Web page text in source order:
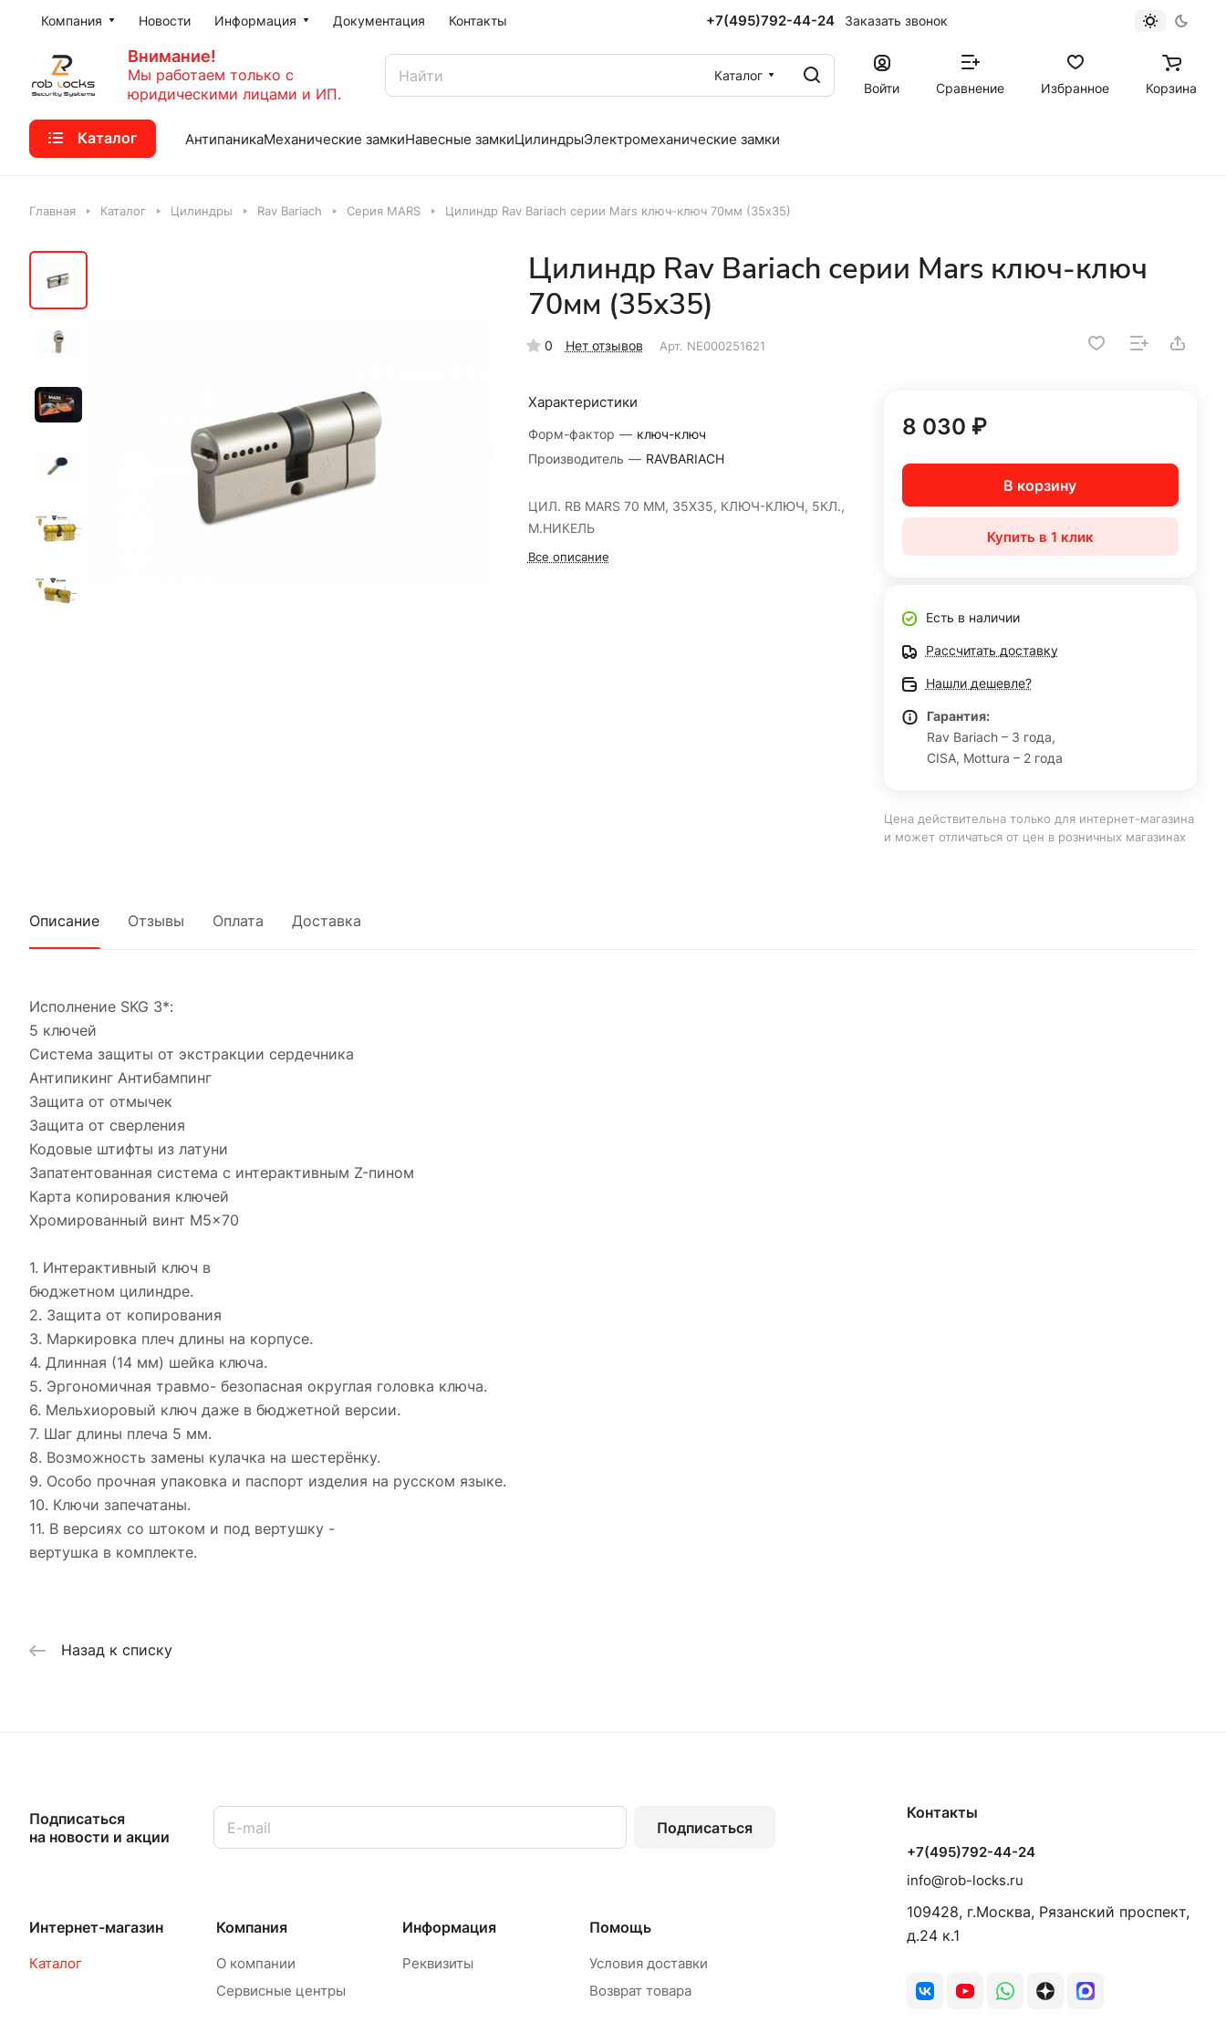
Компания Новости Информация Документация Контакты +7(495)792-44-24 Заказать звонок
Внимание!
Мы работаем только с
юридическими лицами и ИП.
Каталог
Войти
Сравнение Избранное Корзина
Каталог АнтипаникаМеханические замкиНавесные замкиЦилиндрыЭлектромеханические замки
Главная Каталог Цилиндры Rav Bariach Серия MARS Цилиндр Rav Bariach серии Mars ключ-ключ 70мм (35х35)
Цилиндр Rav Bariach серии Mars ключ-ключ
70мм (35х35)
0 Нет отзывов Арт. NE000251621
Характеристики
Форм-фактор — ключ-ключ
Производитель — RAVBARIACH
ЦИЛ. RB MARS 70 ММ, 35Х35, КЛЮЧ-КЛЮЧ, 5КЛ.,
М.НИКЕЛЬ
Все описание
8 030 ₽
В корзину
Купить в 1 клик
Есть в наличии
Рассчитать доставку
Нашли дешевле?
Гарантия:
Rav Bariach – 3 года,
CISA, Mottura – 2 года
Цена действительна только для интернет-магазина
и может отличаться от цен в розничных магазинах
Описание Отзывы Оплата Доставка
Исполнение SKG 3*:
5 ключей
Система защиты от экстракции сердечника
Антипикинг Антибампинг
Защита от отмычек
Защита от сверления
Кодовые штифты из латуни
Запатентованная система с интерактивным Z-пином
Карта копирования ключей
Хромированный винт M5x70
1. Интерактивный ключ в
бюджетном цилиндре.
2. Защита от копирования
3. Маркировка плеч длины на корпусе.
4. Длинная (14 мм) шейка ключа.
5. Эргономичная травмо- безопасная округлая головка ключа.
6. Мельхиоровый ключ даже в бюджетной версии.
7. Шаг длины плеча 5 мм.
8. Возможность замены кулачка на шестерёнку.
9. Особо прочная упаковка и паспорт изделия на русском языке.
10. Ключи запечатаны.
11. В версиях со штоком и под вертушку -
вертушка в комплекте.
Назад к списку
Подписаться
на новости и акции
Подписаться
Интернет-магазин
Каталог
Компания
О компании
Сервисные центры
Информация
Реквизиты
Помощь
Условия доставки
Возврат товара
Контакты
+7(495)792-44-24
info@rob-locks.ru
109428, г.Москва, Рязанский проспект,
д.24 к.1